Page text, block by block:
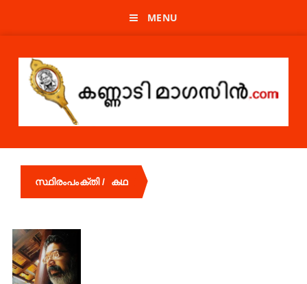
MENU
സ്ഥിരംപംക്തി / കഥ